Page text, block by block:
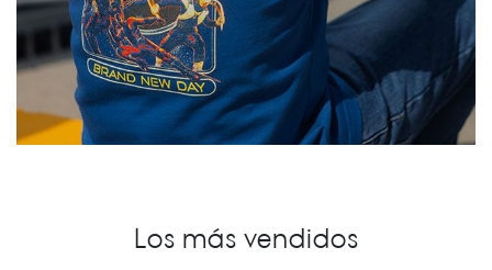
Los más vendidos